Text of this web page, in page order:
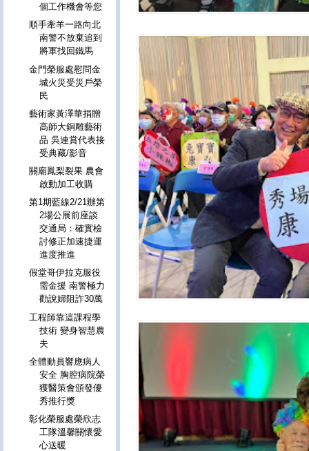
個工作機會等您
順手牽羊一路向北
南警不放棄追到
將軍找回鐵馬
金門榮服處慰問金
城火災受災戶榮
民
藝術家黃澤華捐贈
高師大銅雕藝術
品 吳連賞代表接
受典藏/影音
關廟鳳梨裂果 農會
啟動加工收購
第1期藍線2/21辦第
2場公展前座談
交通局：確實檢
討修正加速捷運
進度推進
假堂哥伊拉克服役
需金援 南警極力
勸說婦阻詐30萬
工程師靠這課程學
技術 變身智慧農
夫
全體動員響應病人
安全 胸腔病院榮
獲醫策會頒發優
秀推行獎
彰化榮服處榮欣志
工隊溫馨關懷愛
心送暖